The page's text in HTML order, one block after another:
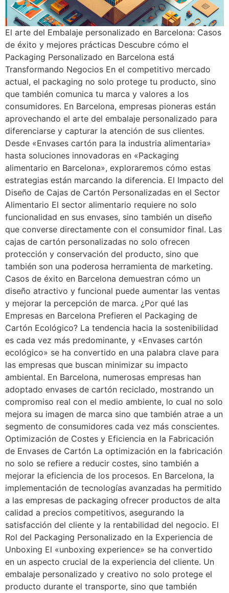
El arte del Embalaje personalizado en Barcelona: Casos
de éxito y mejores prácticas Descubre cómo el
Packaging Personalizado en Barcelona está
Transformando Negocios En el competitivo mercado
actual, el packaging no solo protege tu producto, sino
que también comunica tu marca y valores a los
consumidores. En Barcelona, empresas pioneras están
aprovechando el arte del embalaje personalizado para
diferenciarse y capturar la atención de sus clientes.
Desde «Envases cartón para la industria alimentaria»
hasta soluciones innovadoras en «Packaging
alimentario en Barcelona», exploraremos cómo estas
estrategias están marcando la diferencia. El Impacto del
Diseño de Cajas de Cartón Personalizadas en el Sector
Alimentario El sector alimentario requiere no solo
funcionalidad en sus envases, sino también un diseño
que converse directamente con el consumidor final. Las
cajas de cartón personalizadas no solo ofrecen
protección y conservación del producto, sino que
también son una poderosa herramienta de marketing.
Casos de éxito en Barcelona demuestran cómo un
diseño atractivo y funcional puede aumentar las ventas
y mejorar la percepción de marca. ¿Por qué las
Empresas en Barcelona Prefieren el Packaging de
Cartón Ecológico? La tendencia hacia la sostenibilidad
es cada vez más predominante, y «Envases cartón
ecológico» se ha convertido en una palabra clave para
las empresas que buscan minimizar su impacto
ambiental. En Barcelona, numerosas empresas han
adoptado envases de cartón reciclado, mostrando un
compromiso real con el medio ambiente, lo cual no solo
mejora su imagen de marca sino que también atrae a un
segmento de consumidores cada vez más conscientes.
Optimización de Costes y Eficiencia en la Fabricación
de Envases de Cartón La optimización en la fabricación
no solo se refiere a reducir costes, sino también a
mejorar la eficiencia de los procesos. En Barcelona, la
implementación de tecnologías avanzadas ha permitido
a las empresas de packaging ofrecer productos de alta
calidad a precios competitivos, asegurando la
satisfacción del cliente y la rentabilidad del negocio. El
Rol del Packaging Personalizado en la Experiencia de
Unboxing El «unboxing experience» se ha convertido
en un aspecto crucial de la experiencia del cliente. Un
embalaje personalizado y creativo no solo protege el
producto durante el transporte, sino que también